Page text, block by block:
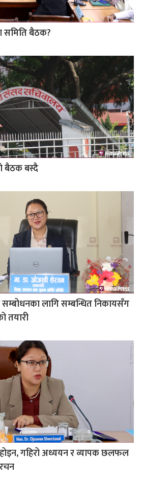
समिति बैठक?
बैठक बस्दै
सम्बोधनका लागि सम्बन्धित निकायसँग
तयारी
होइन, गहिरो अध्ययन र व्यापक छलफल